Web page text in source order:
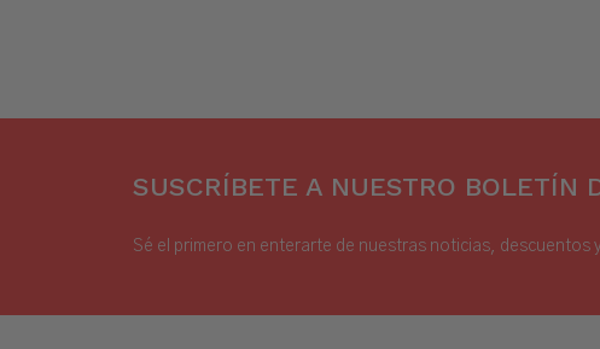
SUSCRÍBETE A NUESTRO BOLETÍN
Sé el primero en enterarte de nuestras noticias, descuentos